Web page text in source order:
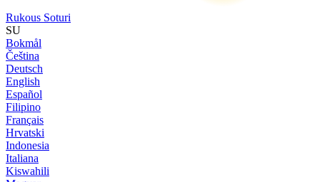
Rukous Soturi
SU
Bokmål
Čeština
Deutsch
English
Español
Filipino
Français
Hrvatski
Indonesia
Italiana
Kiswahili